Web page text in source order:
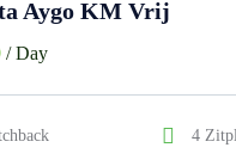
Aygo KM Vrij
/ Day
4